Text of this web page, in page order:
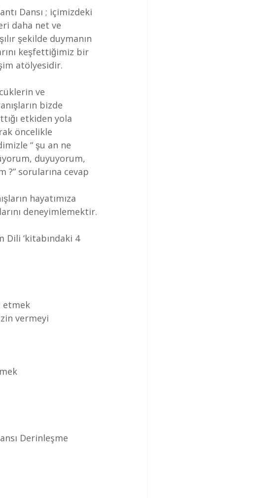
Dansı ; içimizdeki
daha net ve
şekilde duymanın
keşfettiğimiz bir
atölyesidir.
bizde
etkiden yola
öncelikle
“ şu an ne
duyuyorum,
?” sorularına cevap
hayatımıza
deneyimlemektir.
Dili ‘kitabındaki 4
etmek
Derinleşme